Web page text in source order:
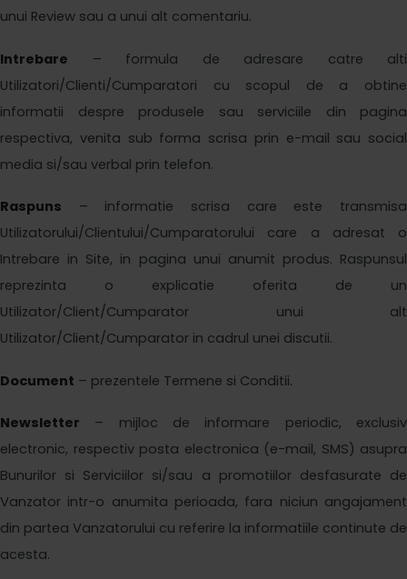
unui Review sau a unui alt comentariu.
Intrebare – formula de adresare catre alti
Utilizatori/Clienti/Cumparatori cu scopul de a obtine
informatii despre produsele sau serviciile din pagina
respectiva, venita sub forma scrisa prin e-mail sau social
media si/sau verbal prin telefon.
Raspuns – informatie scrisa care este transmisa
Utilizatorului/Clientului/Cumparatorului care a adresat o
Intrebare in Site, in pagina unui anumit produs. Raspunsul
reprezinta o explicatie oferita de un
Utilizator/Client/Cumparator unui alt
Utilizator/Client/Cumparator in cadrul unei discutii.
Document – prezentele Termene si Conditii.
Newsletter – mijloc de informare periodic, exclusiv
electronic, respectiv posta electronica (e-mail, SMS) asupra
Bunurilor si Serviciilor si/sau a promotiilor desfasurate de
Vanzator intr-o anumita perioada, fara niciun angajament
din partea Vanzatorului cu referire la informatiile continute de
acesta.